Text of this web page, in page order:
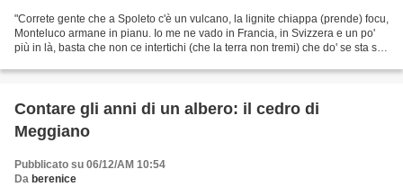
"Correte gente che a Spoleto c'è un vulcano, la lignite chiappa (prende) focu,
Monteluco armane in pianu. Io me ne vado in Francia, in Svizzera e un po'
più in là, basta che non ce intertichi (che la terra non tremi) che do' se sta se
Contare gli anni di un albero: il cedro di
Meggiano
Pubblicato su 06/12/AM 10:54
Da berenice